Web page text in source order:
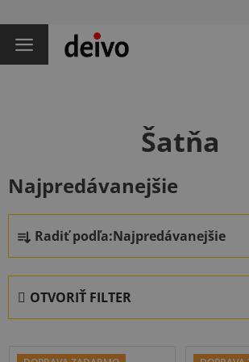
na
obsah
Šatňa
Najpredávanejšie
R
a
d
n
i
e
Radiť podľa:Najpredávanejšie
OTVORIŤ FILTER